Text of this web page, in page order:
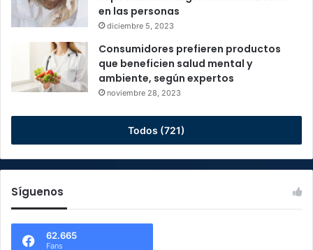
en las personas
diciembre 5, 2023
Consumidores prefieren productos
que beneficien salud mental y
ambiente, según expertos
noviembre 28, 2023
Todos (721)
Síguenos
62.665
Fans